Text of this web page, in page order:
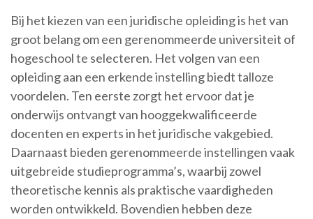
Bij het kiezen van een juridische opleiding is het van
groot belang om een gerenommeerde universiteit of
hogeschool te selecteren. Het volgen van een
opleiding aan een erkende instelling biedt talloze
voordelen. Ten eerste zorgt het ervoor dat je
onderwijs ontvangt van hooggekwalificeerde
docenten en experts in het juridische vakgebied.
Daarnaast bieden gerenommeerde instellingen vaak
uitgebreide studieprogramma’s, waarbij zowel
theoretische kennis als praktische vaardigheden
worden ontwikkeld. Bovendien hebben deze